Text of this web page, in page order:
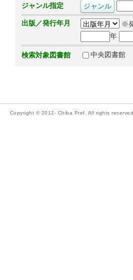
ジャンル指定
出版／発行年月
※
年
検索対象図書館 中央図書館
Copyright © 2012- Chiba Pref. All rights reserved.